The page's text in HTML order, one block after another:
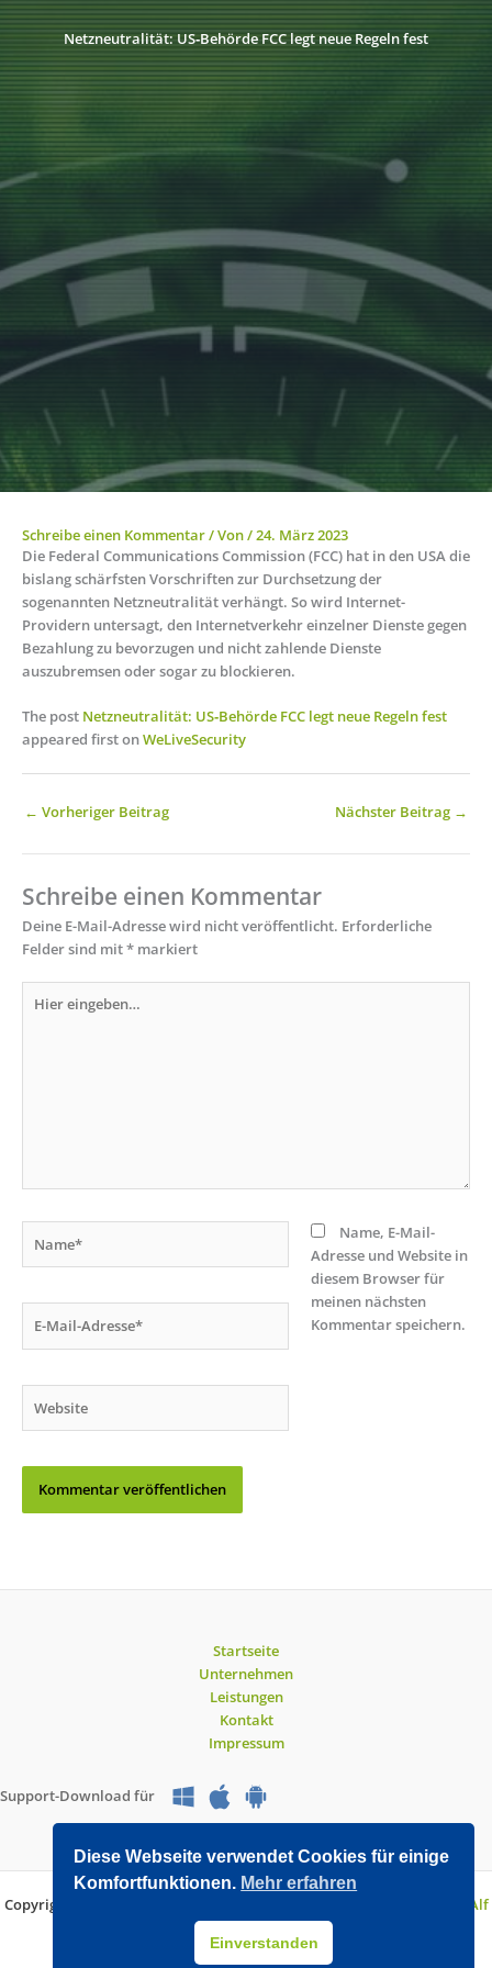
Netzneutralität: US‑Behörde FCC legt neue Regeln fest
Schreibe einen Kommentar/ Von/24. März 2023
Die Federal Communications Commission (FCC) hat in den USA die
bislang schärfsten Vorschriften zur Durchsetzung der
sogenannten Netzneutralität verhängt. So wird Internet-
Providern untersagt, den Internetverkehr einzelner Dienste gegen
Bezahlung zu bevorzugen und nicht zahlende Dienste
auszubremsen oder sogar zu blockieren.
The post Netzneutralität: US‑Behörde FCC legt neue Regeln fest
appeared first onWeLiveSecurity
← Vorheriger Beitrag Nächster Beitrag →
Schreibe einen Kommentar
Deine E-Mail-Adresse wird nicht veröffentlicht. Erforderliche
Felder sind mit* markiert
eingeben…
Mail-
Name, E-Mail-
Adresse und Website in
diesem Browser für
meinen nächsten
Kommentar speichern.
Startseite
Unternehmen
Leistungen
Kontakt
Impressum
Support-Download für
Copyright © 2026 O&V DATEC GmbH | Entwickelt mit WordPress von
Alf
Drollinger
Diese Webseite verwendet Cookies für einige
Komfortfunktionen. Mehr erfahren
Einverstanden